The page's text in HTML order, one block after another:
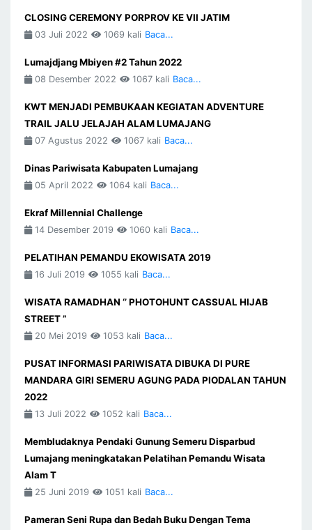
CLOSING CEREMONY PORPROV KE VII JATIM
03 Juli 2022 1069 kali Baca...
Lumajdjang Mbiyen #2 Tahun 2022
08 Desember 2022 1067 kali Baca...
KWT MENJADI PEMBUKAAN KEGIATAN ADVENTURE
TRAIL JALU JELAJAH ALAM LUMAJANG
07 Agustus 2022 1067 kali Baca...
Dinas Pariwisata Kabupaten Lumajang
05 April 2022 1064 kali Baca...
Ekraf Millennial Challenge
14 Desember 2019 1060 kali Baca...
PELATIHAN PEMANDU EKOWISATA 2019
16 Juli 2019 1055 kali Baca...
WISATA RAMADHAN ‘’ PHOTOHUNT CASSUAL HIJAB
STREET ”
20 Mei 2019 1053 kali Baca...
PUSAT INFORMASI PARIWISATA DIBUKA DI PURE
MANDARA GIRI SEMERU AGUNG PADA PIODALAN TAHUN
2022
13 Juli 2022 1052 kali Baca...
Membludaknya Pendaki Gunung Semeru Disparbud
Lumajang meningkatakan Pelatihan Pemandu Wisata
Alam T
25 Juni 2019 1051 kali Baca...
Pameran Seni Rupa dan Bedah Buku Dengan Tema